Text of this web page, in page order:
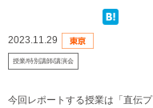
2023.11.29
授業/特別講師/講演会
今回レポートする授業は「直伝プ